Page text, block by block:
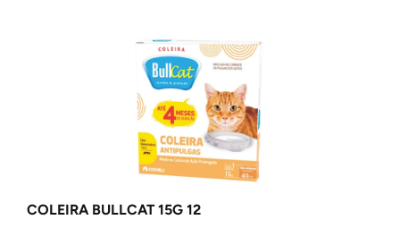
COLEIRA BULLCAT 15G 12